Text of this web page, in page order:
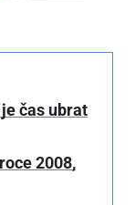
čas ubrat
2008,